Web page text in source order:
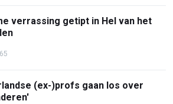
verrassing getipt in Hel van het
65
(ex-)profs gaan los over